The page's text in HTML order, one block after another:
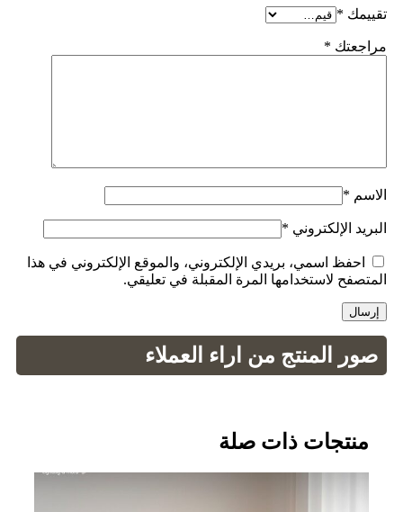
تقييمك *
مراجعتك *
الاسم *
البريد الإلكتروني *
احفظ اسمي، بريدي الإلكتروني، والموقع الإلكتروني في هذا
المتصفح لاستخدامها المرة المقبلة في تعليقي.
صور المنتج من اراء العملاء
منتجات ذات صلة